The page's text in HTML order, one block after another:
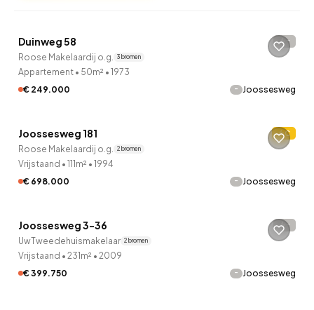
Duinweg 58 -
Roose Makelaardij o.g. 3 bronnen
Appartement • 50m² • 1973
€ 249.000
- Joossesweg
Joossesweg 181 C
Roose Makelaardij o.g. 2 bronnen
Vrijstaand • 111m² • 1994
€ 698.000
- Joossesweg
Joossesweg 3-36 -
UwTweedehuismakelaar 2 bronnen
Vrijstaand • 231m² • 2009
€ 399.750
- Joossesweg